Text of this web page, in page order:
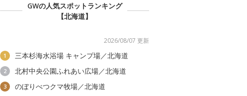
GWの人気スポットランキング
【北海道】
2026/08/07 更新
1 三本杉海水浴場 キャンプ場／北海道
2 北村中央公園ふれあい広場／北海道
3 のぼりべつクマ牧場／北海道